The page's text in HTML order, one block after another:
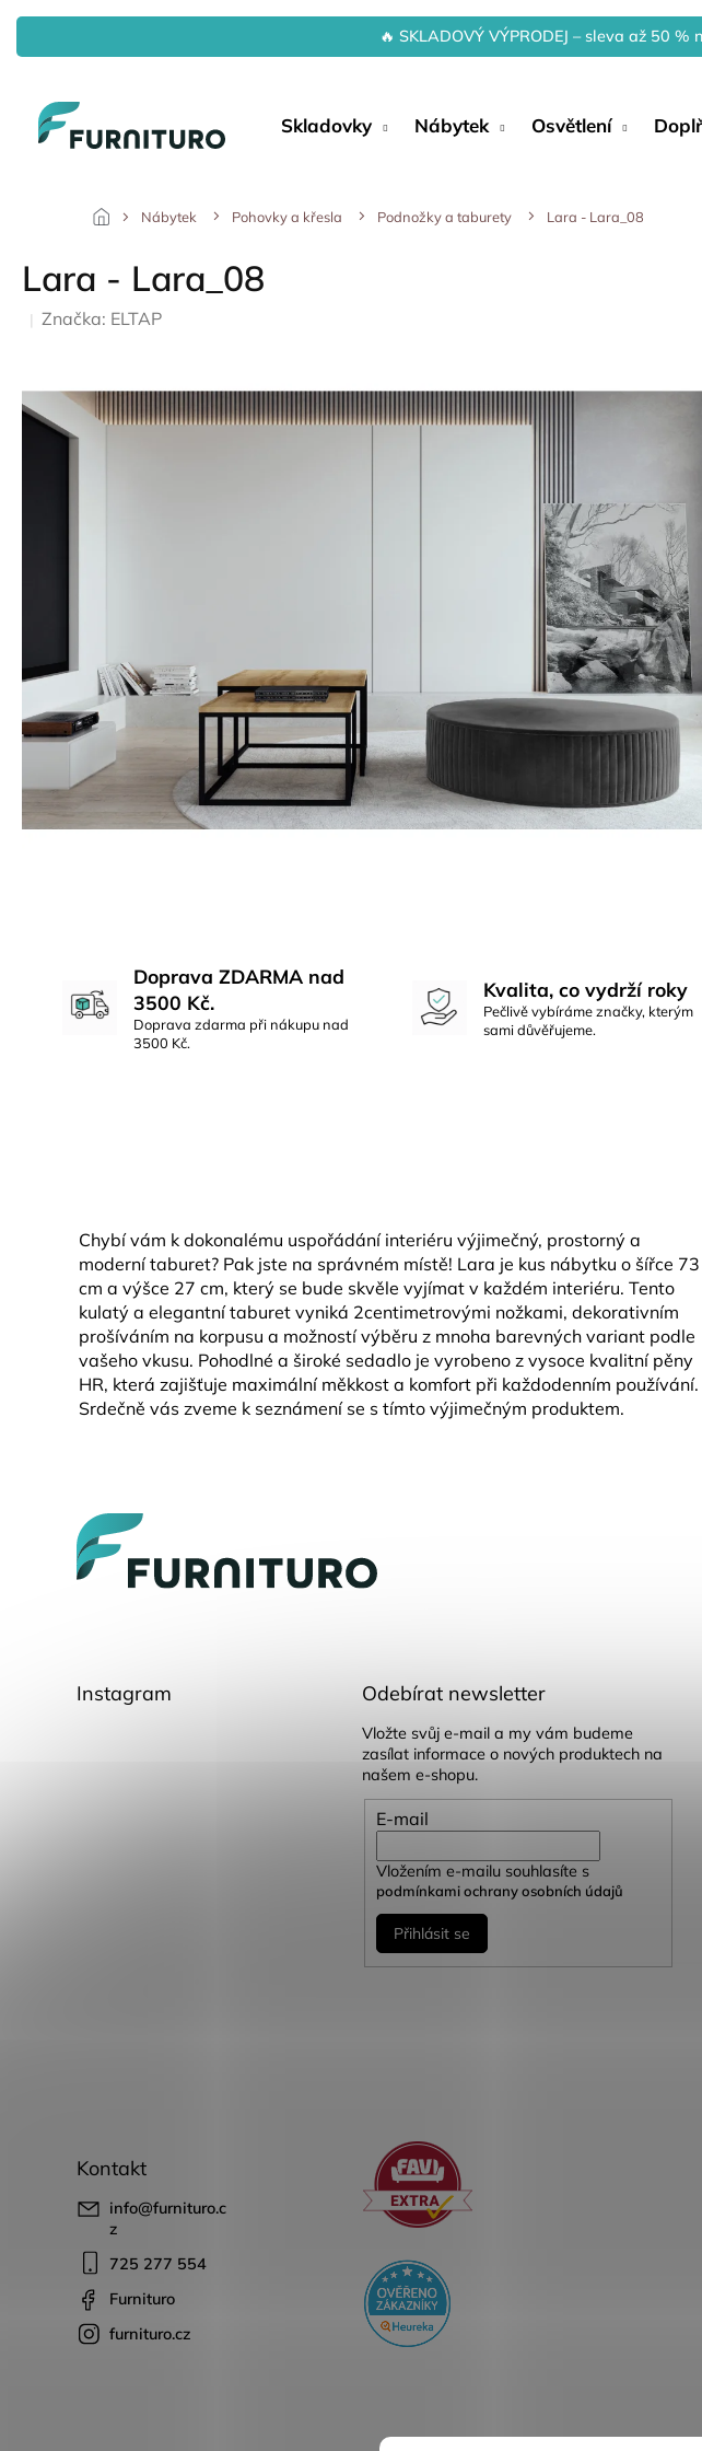
Přejít
obsah
🔥 SKLADOVÝ VÝPRODEJ – sleva až 50
Skladovky Nábytek Osvětlení
Nábytek Pohovky a křesla Podnožky a taburety Lara - Lara_08
Lara - Lara_08
Značka: ELTAP
Doprava ZDARMA nad
3500 Kč.
Doprava zdarma při nákupu nad
3500 Kč.
Kvalita, co vydrží roky
Pečlivě vybíráme značky, kterým
sami důvěřujeme.
Chybí vám k dokonalému uspořádání interiéru výjimečný, prostorný a
moderní taburet? Pak jste na správném místě! Lara je kus nábytku o šířce 73
cm a výšce 27 cm, který se bude skvěle vyjímat v každém interiéru. Tento
kulatý a elegantní taburet vyniká 2centimetrovými nožkami, dekorativním
prošíváním na korpusu a možností výběru z mnoha barevných variant podle
vašeho vkusu. Pohodlné a široké sedadlo je vyrobeno z vysoce kvalitní pěny
HR, která zajišťuje maximální měkkost a komfort při každodenním používání.
Srdečně vás zveme k seznámení se s tímto výjimečným produktem.
Instagram Odebírat newsletter
Vložte svůj e-mail a my vám budeme
zasílat informace o nových produktech na
našem e-shopu.
E-mail
Vložením e-mailu souhlasíte s
podmínkami ochrany osobních údajů
Přihlásit se
Kontakt
info@furnituro.c
z
725 277 554
Furnituro
furnituro.cz